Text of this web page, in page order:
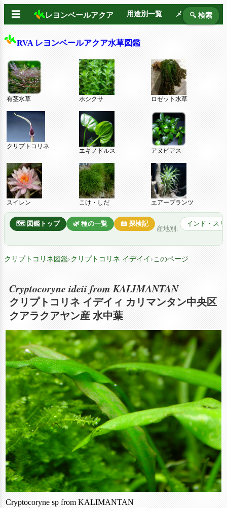
☰ レヨンベールアクア 用途別一覧 メーカー別
🔍 検索
RVA レヨンベールアクア水草図鑑
有茎水草 ホシクサ ロゼット水草
クリプトコリネ
エキノドルス アヌビアス
スイレン こけ・しだ エアープランツ
🗺️ 図鑑トップ 🌿 種の一覧 📖 探検記
産地別:
インド・ス
クリプトコリネ図鑑›クリプトコリネ イデイイ › このページ
Cryptocoryne ideii from KALIMANTAN
クリプトコリネ イデイィ カリマンタン中央区
クアラクアヤン産 水中葉
Cryptocoryne sp from KALIMANTAN